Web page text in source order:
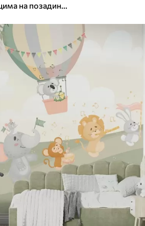
Принцеза међу облацима на позадини пејзажа са замком